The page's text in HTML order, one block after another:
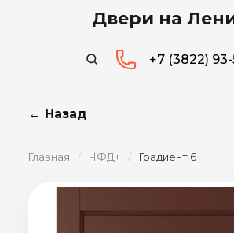
Двери на
+7 (3822)
← Назад
Главная / ЧФД+ / Градиент 6